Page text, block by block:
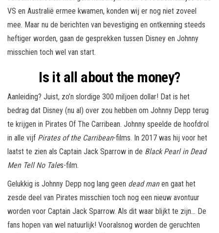
VS en Australië ermee kwamen, konden wij er nog niet zoveel
mee. Maar nu de berichten van bevestiging en ontkenning steeds
heftiger worden, gaan de gesprekken tussen Disney en Johnny
misschien toch wel van start.
Is it all about the money?
Aanleiding? Juist, zo’n slordige 300 miljoen dollar! Dat is het
bedrag dat Disney (nu al) over zou hebben om Johnny Depp terug
te krijgen in Pirates Of The Carribean. Johnny speelde de hoofdrol
in alle vijf Pirates of the Carribean-films. In 2017 was hij voor het
laatst te zien als Captain Jack Sparrow in de Black Pearl in Dead
Men Tell No Tales-film.
Gelukkig is Johnny Depp nog lang geen dead manen gaat het
zesde deel van Pirates misschien toch nog een nieuw avontuur
worden voor Captain Jack Sparrow. Als dit waar blijkt te zijn… De
fans hopen van wel natuurlijk! Vooralsnog worden de geruchten